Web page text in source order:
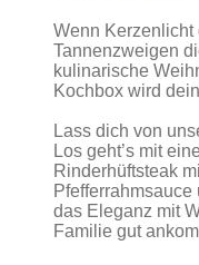
Wenn Kerzenlicht
Tannenzweigen
kulinarische
Kochbox wird
Lass dich von
Los geht’s mit
Rinderhüftsteak
das Eleganz mit
Familie gut